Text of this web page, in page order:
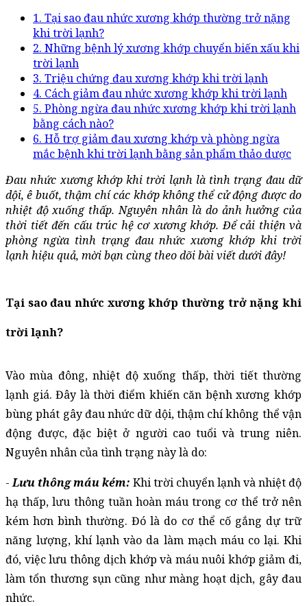
1. Tại sao đau nhức xương khớp thường trở nặng
khi trời lạnh?
2. Những bệnh lý xương khớp chuyển biến xấu khi
trời lạnh
3. Triệu chứng đau xương khớp khi trời lạnh
4. Cách giảm đau nhức xương khớp khi trời lạnh
5. Phòng ngừa đau nhức xương khớp khi trời lạnh
bằng cách nào?
6. Hỗ trợ giảm đau xương khớp và phòng ngừa
mắc bệnh khi trời lạnh bằng sản phẩm thảo dược
Đau nhức xương khớp khi trời lạnh là tình trạng đau dữ
dội, ê buốt, thậm chí các khớp không thể cử động được do
nhiệt độ xuống thấp. Nguyên nhân là do ảnh hưởng của
thời tiết đến cấu trúc hệ cơ xương khớp. Để cải thiện và
phòng ngừa tình trạng đau nhức xương khớp khi trời
lạnh hiệu quả, mời bạn cùng theo dõi bài viết dưới đây!
Tại sao đau nhức xương khớp thường trở nặng khi
trời lạnh?
Vào mùa đông, nhiệt độ xuống thấp, thời tiết thường
lạnh giá. Đây là thời điểm khiến căn bệnh xương khớp
bùng phát gây đau nhức dữ dội, thậm chí không thể vận
động được, đặc biệt ở người cao tuổi và trung niên.
Nguyên nhân của tình trạng này là do:
- Lưu thông máu kém: Khi trời chuyển lạnh và nhiệt độ
hạ thấp, lưu thông tuần hoàn máu trong cơ thể trở nên
kém hơn bình thường. Đó là do cơ thể cố gắng dự trữ
năng lượng, khí lạnh vào da làm mạch máu co lại. Khi
đó, việc lưu thông dịch khớp và máu nuôi khớp giảm đi,
làm tổn thương sụn cũng như màng hoạt dịch, gây đau
nhức.